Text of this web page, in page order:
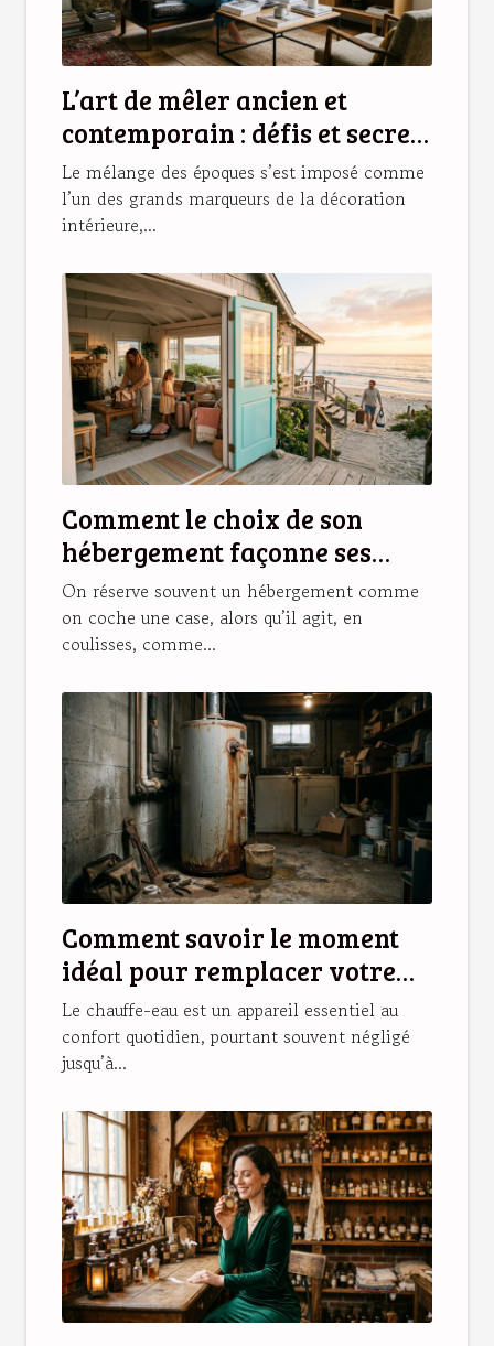
L’art de mêler ancien et
contemporain : défis et secrets
d’une déco réussie
Le mélange des époques s’est imposé comme
l’un des grands marqueurs de la décoration
intérieure,...
Comment le choix de son
hébergement façonne ses
souvenirs de vacances
On réserve souvent un hébergement comme
on coche une case, alors qu’il agit, en
coulisses, comme...
Comment savoir le moment
idéal pour remplacer votre
chauffe-eau ?
Le chauffe-eau est un appareil essentiel au
confort quotidien, pourtant souvent négligé
jusqu’à...